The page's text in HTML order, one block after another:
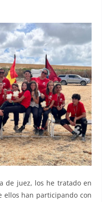
de juez, los he tratado en
ellos han participando con